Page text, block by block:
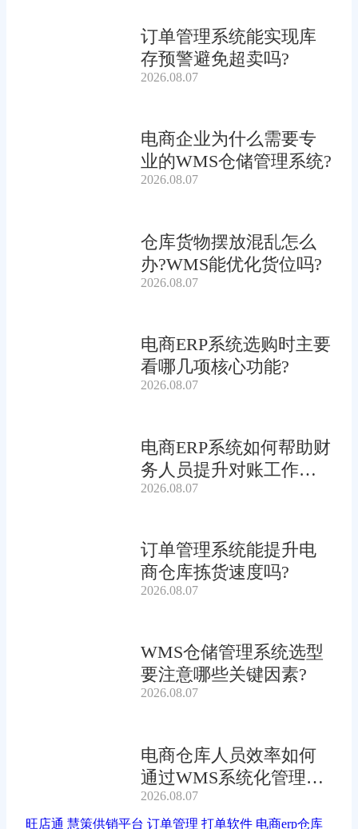
订单管理系统能实现库
存预警避免超卖吗?
2026.08.07
电商企业为什么需要专
业的WMS仓储管理系统?
2026.08.07
仓库货物摆放混乱怎么
办?WMS能优化货位吗?
2026.08.07
电商ERP系统选购时主要
看哪几项核心功能?
2026.08.07
电商ERP系统如何帮助财
务人员提升对账工作效
率?
2026.08.07
订单管理系统能提升电
商仓库拣货速度吗?
2026.08.07
WMS仓储管理系统选型
要注意哪些关键因素?
2026.08.07
电商仓库人员效率如何
通过WMS系统化管理提
升?
2026.08.07
旺店通 慧策供销平台 订单管理 打单软件 电商erp仓库